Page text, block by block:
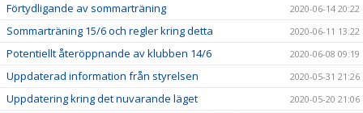
Förtydligande av sommarträning 2020-06-14 20:22
Sommarträning 15/6 och regler kring detta 2020-06-11 13:22
Potentiellt återöppnande av klubben 14/6 2020-06-08 09:19
Uppdaterad information från styrelsen 2020-05-31 21:26
Uppdatering kring det nuvarande läget 2020-05-20 21:06